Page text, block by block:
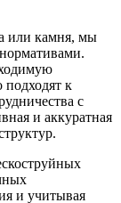
или камня, мы
к
с
и аккуратная
и учитывая